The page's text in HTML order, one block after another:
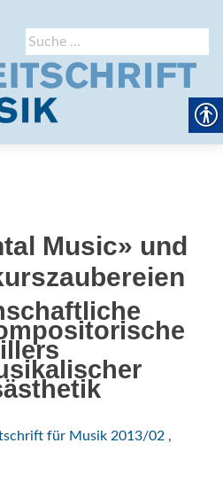
Suche
nach:
NAVIGATION
Music» und
für Musik 2013/02 ,